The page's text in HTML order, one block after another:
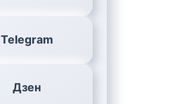
Telegram
Дзен